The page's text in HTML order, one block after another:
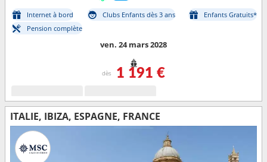
Internet à bord Clubs Enfants dès 3 ans
Enfants Gratuits*
Pension complète
ven. 24 mars 2028
dès 1 191 €
ITALIE, IBIZA, ESPAGNE, FRANCE